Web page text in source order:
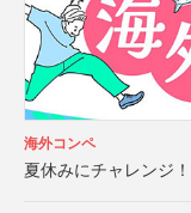
海外コンペ
夏休みにチャレンジ